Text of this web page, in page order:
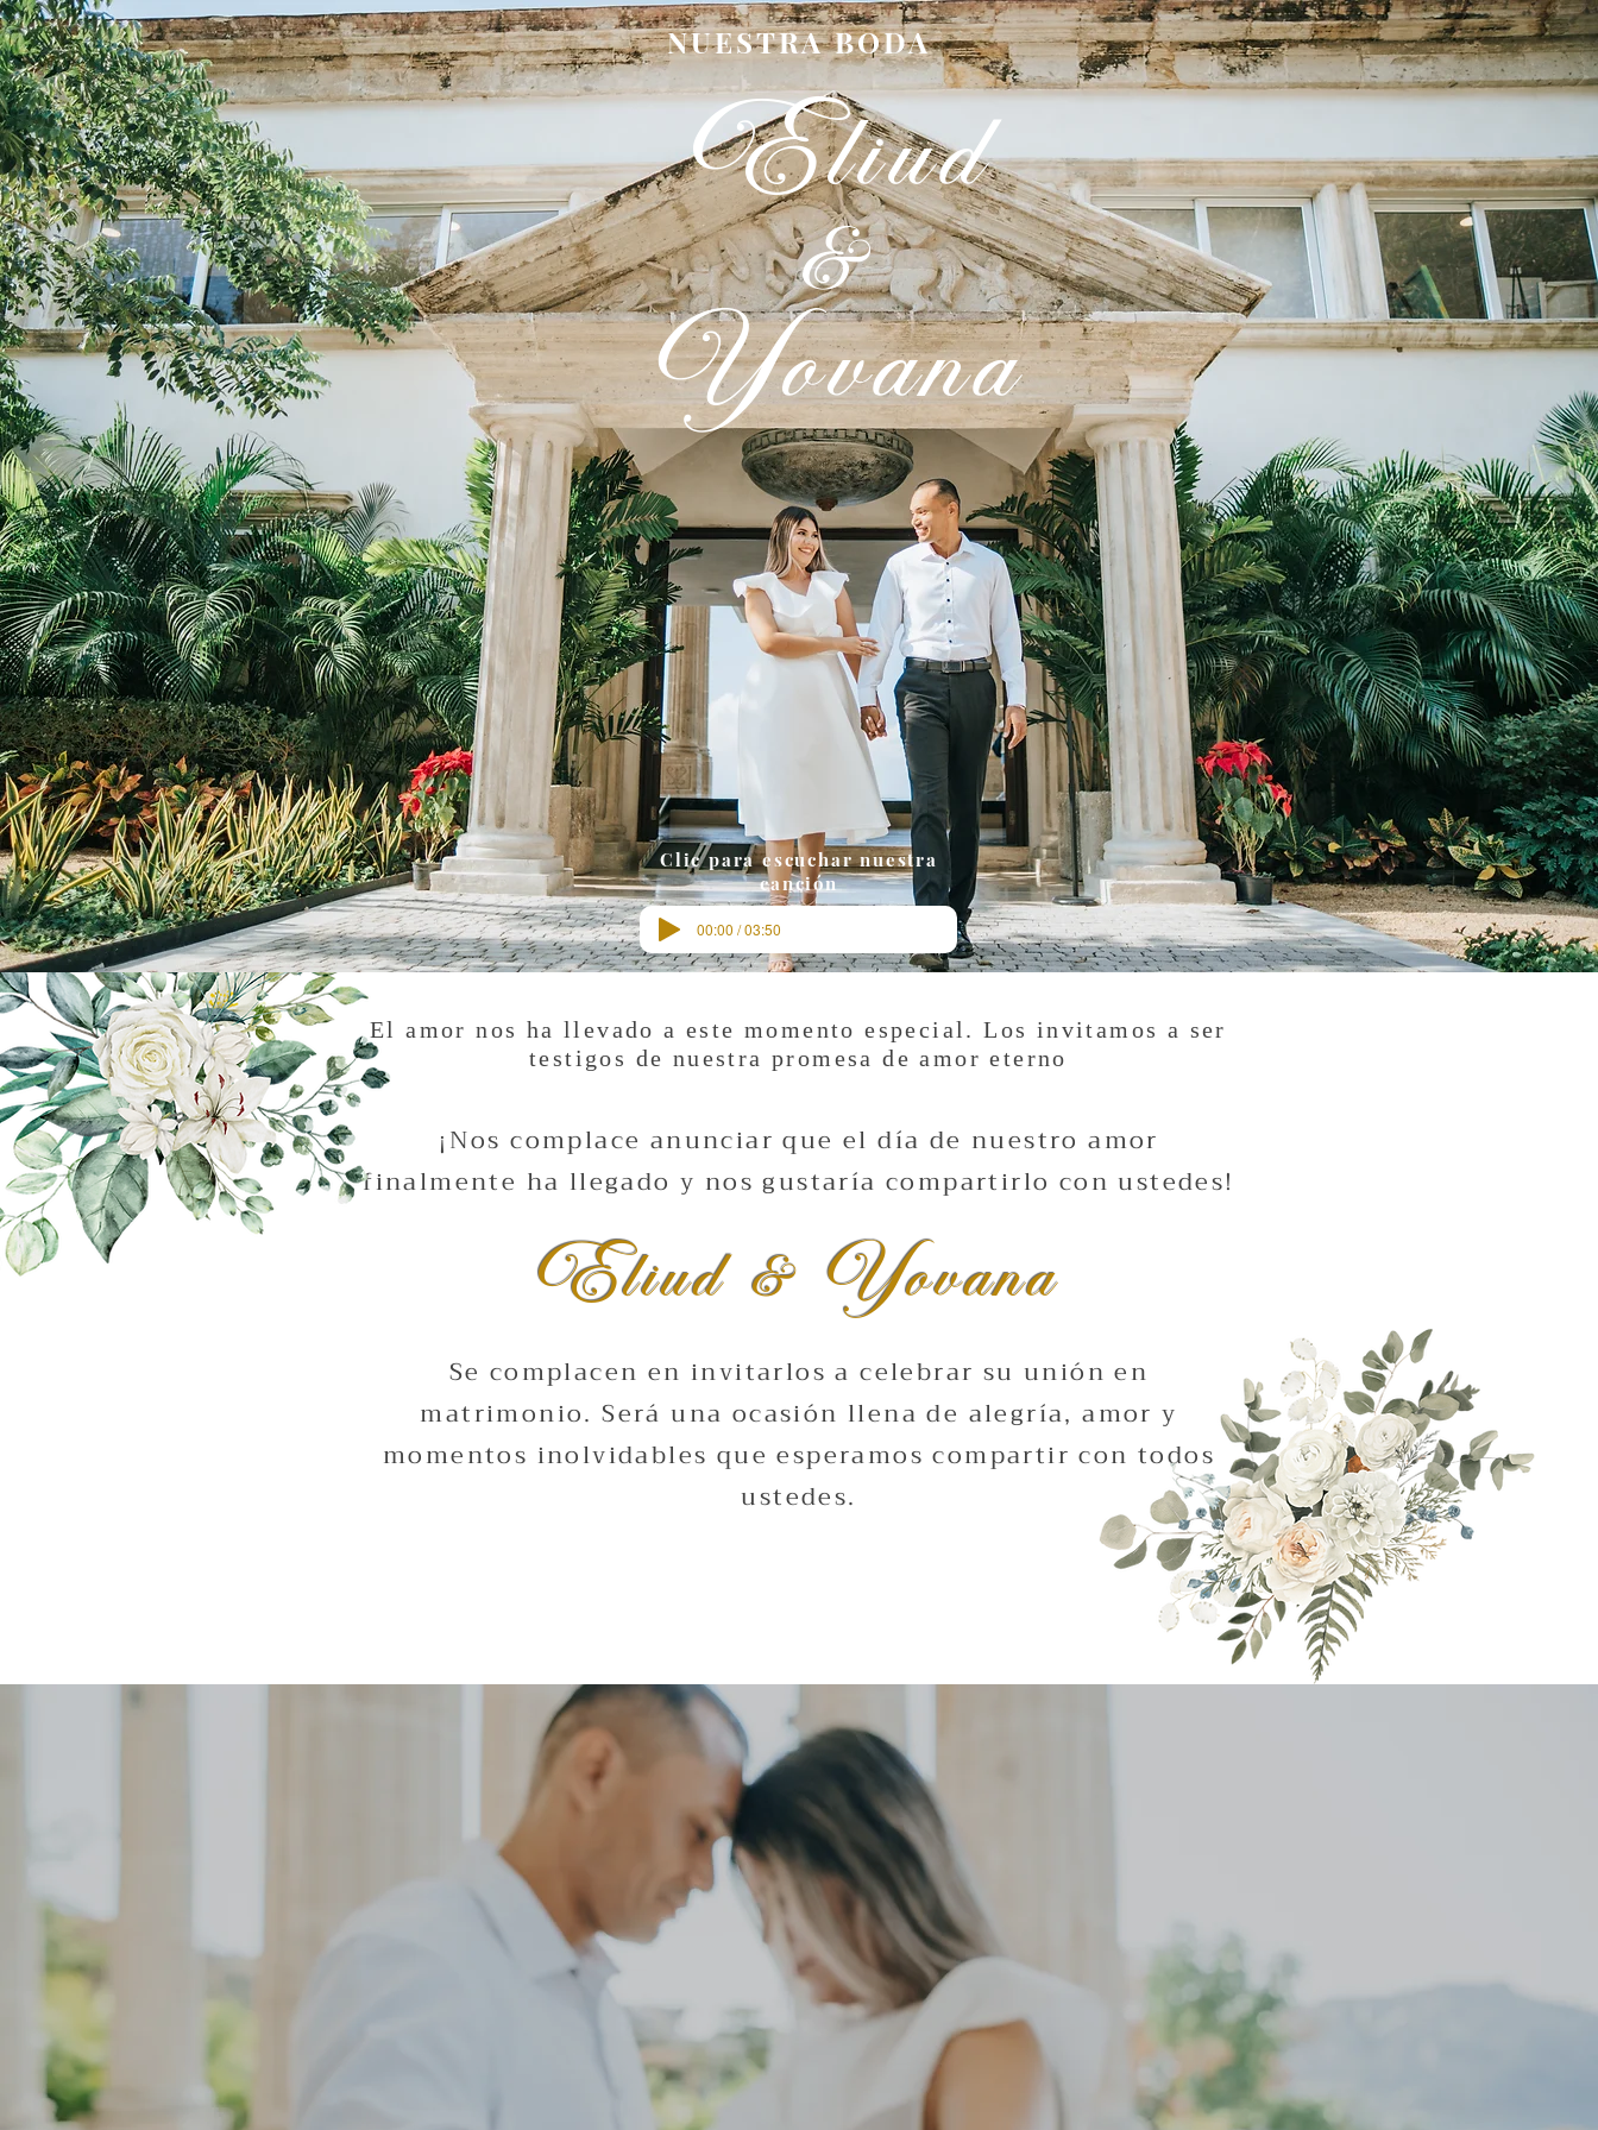
NUESTRA BODA
Eliud
&
Yovana
Clic para escuchar nuestra
canción
00:00 / 03:50
El amor nos ha llevado a este momento especial. Los invitamos a ser
testigos de nuestra promesa de amor eterno
¡Nos complace anunciar que el día de nuestro amor
finalmente ha llegado y nos gustaría compartirlo con ustedes!
Eliud & Yovana
Se complacen en invitarlos a celebrar su unión en
matrimonio. Será una ocasión llena de alegría, amor y
momentos inolvidables que esperamos compartir con todos
ustedes.